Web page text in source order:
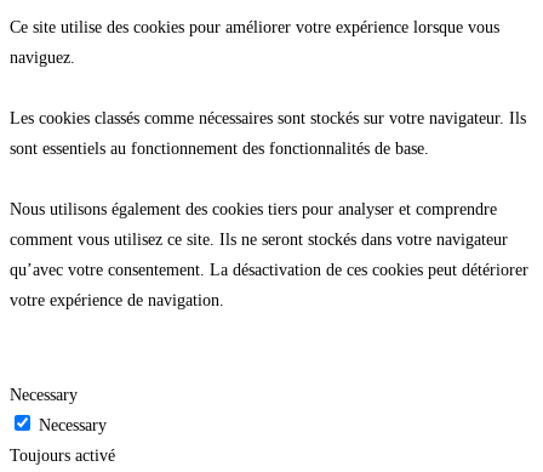
Ce site utilise des cookies pour améliorer votre expérience lorsque vous
naviguez.
Les cookies classés comme nécessaires sont stockés sur votre navigateur. Ils
sont essentiels au fonctionnement des fonctionnalités de base.
Nous utilisons également des cookies tiers pour analyser et comprendre
comment vous utilisez ce site. Ils ne seront stockés dans votre navigateur
qu’avec votre consentement. La désactivation de ces cookies peut détériorer
votre expérience de navigation.
Necessary
Necessary
Toujours activé